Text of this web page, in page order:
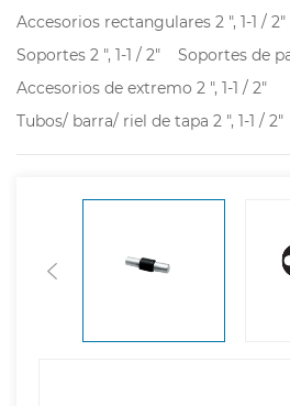
Accesorios rectangulares 2 ", 1-1 / 2"
Soportes 2 ", 1-1 / 2"
Soportes de
Accesorios de extremo 2 ", 1-1 / 2"
Tubos/ barra/ riel de tapa 2 ", 1-1 / 2"